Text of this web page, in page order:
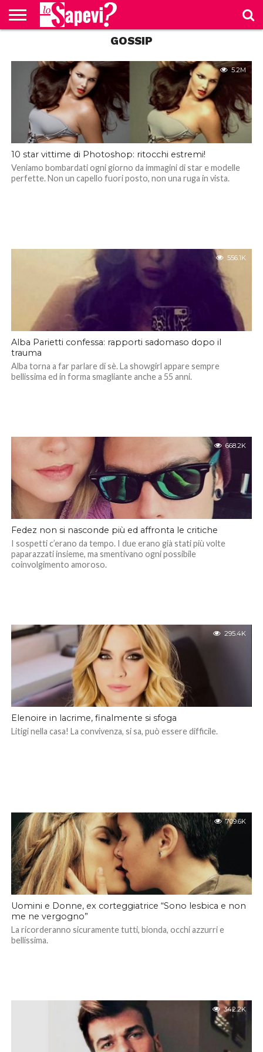
GOSSIP
5.2M
10 star vittime di Photoshop: ritocchi estremi!
Veniamo bombardati ogni giorno da immagini di star e modelle
perfette. Non un capello fuori posto, non una ruga in vista.
556.1K
Alba Parietti confessa: rapporti sadomaso dopo il
trauma
Alba torna a far parlare di sè. La showgirl appare sempre
bellissima ed in forma smagliante anche a 55 anni.
668.2K
Fedez non si nasconde più ed affronta le critiche
I sospetti c’erano da tempo. I due erano già stati più volte
paparazzati insieme, ma smentivano ogni possibile
coinvolgimento amoroso.
295.4K
Elenoire in lacrime, finalmente si sfoga
Litigi nella casa! La convivenza, si sa, può essere difficile.
709.6K
Uomini e Donne, ex corteggiatrice “Sono lesbica e non
me ne vergogno”
La ricorderanno sicuramente tutti, bionda, occhi azzurri e
bellissima.
342.2K